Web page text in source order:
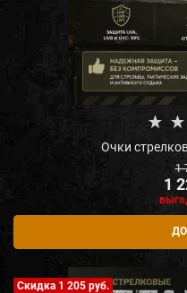
Очки
1
1
Скидка 1 205 руб.